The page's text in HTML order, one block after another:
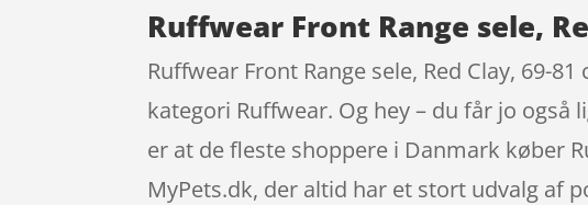
Ruffwear Front Range sele,
Ruffwear Front Range sele, Red Clay, 69-
kategori Ruffwear. Og hey – du får jo
er at de fleste shoppere i Danmark køber
MyPets.dk, der altid har et stort udvalg af